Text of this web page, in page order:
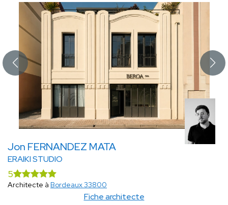
Jon FERNANDEZ MATA
ERAIKI STUDIO
Fiche architecte
5
Architecte à Bordeaux 33800